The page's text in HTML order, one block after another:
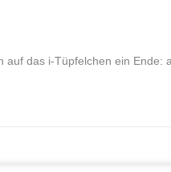
auf das i-Tüpfelchen ein Ende: